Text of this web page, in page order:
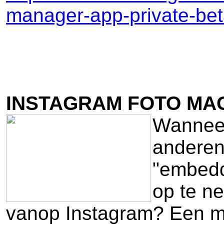
manager-app-private-
INSTAGRAM FOTO
op te
vanop Instagram? Een